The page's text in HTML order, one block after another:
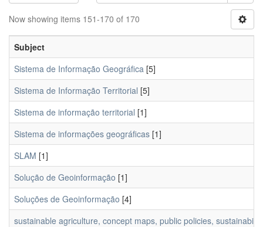
Now showing items 151-170 of 170
Subject
Sistema de Informação Geográfica [5]
Sistema de Informação Territorial [5]
Sistema de informação territorial [1]
Sistema de informações geográficas [1]
SLAM [1]
Solução de Geoinformação [1]
Soluções de Geoinformação [4]
sustainable agriculture, concept maps, public policies,